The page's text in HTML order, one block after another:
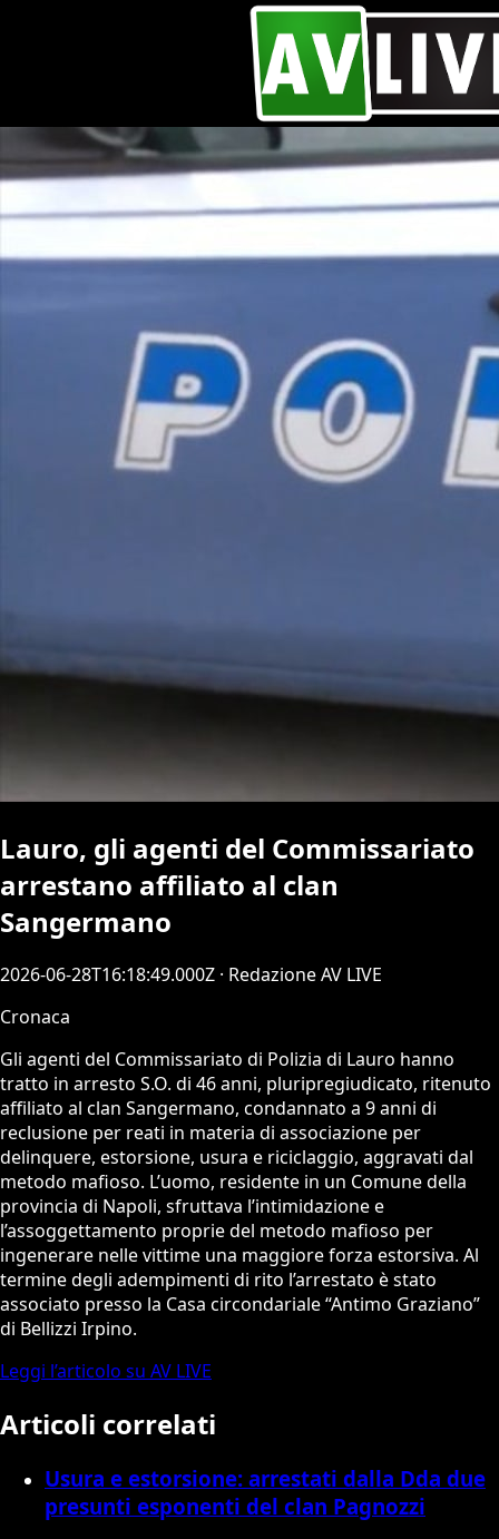
Lauro, gli agenti del Commissariato
arrestano affiliato al clan
Sangermano
2026-06-28T16:18:49.000Z · Redazione AV LIVE
Cronaca
Gli agenti del Commissariato di Polizia di Lauro hanno
tratto in arresto S.O. di 46 anni, pluripregiudicato, ritenuto
affiliato al clan Sangermano, condannato a 9 anni di
reclusione per reati in materia di associazione per
delinquere, estorsione, usura e riciclaggio, aggravati dal
metodo mafioso. L’uomo, residente in un Comune della
provincia di Napoli, sfruttava l’intimidazione e
l’assoggettamento proprie del metodo mafioso per
ingenerare nelle vittime una maggiore forza estorsiva. Al
termine degli adempimenti di rito l’arrestato è stato
associato presso la Casa circondariale “Antimo Graziano”
di Bellizzi Irpino.
Leggi l’articolo su AV LIVE
Articoli correlati
Usura e estorsione: arrestati dalla Dda due
presunti esponenti del clan Pagnozzi